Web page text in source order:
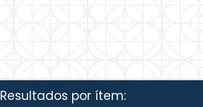
Resultados por ítem: